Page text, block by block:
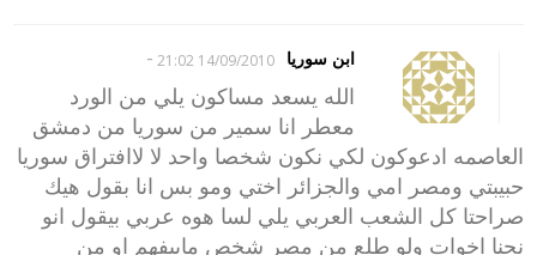
ابن سوريا 14/09/2010 21:02
-
الله يسعد مساكون يلي من الورد
معطر انا سمير من سوريا من دمشق
العاصمه ادعوكون لكي نكون شخصا واحد لا لاافتراق سوريا
حبيبتي ومصر امي والجزائر اختي ومو بس انا بقول هيك
صراحتا كل الشعب العربي يلي لسا هوه عربي بيقول انو
نحنا اخوات ولو طلع من مصر شخص مابيفهم او من